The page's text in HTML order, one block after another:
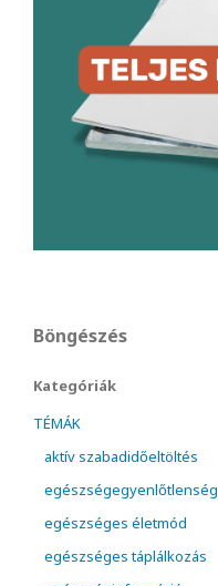
Böngészés
Kategóriák
TÉMÁK
aktív szabadidőeltöltés
egészségegyenlőtlenség
egészséges életmód
egészséges táplálkozás